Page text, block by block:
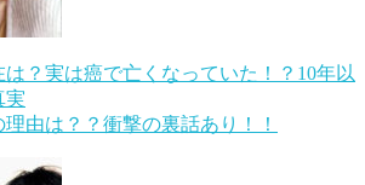
？実は癌で亡くなっていた！？10年以
実
由は？？衝撃の裏話あり！！